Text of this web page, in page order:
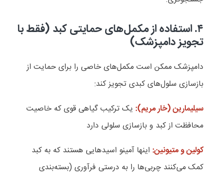
۴. استفاده از مکمل‌های حمایتی کبد (فقط با
تجویز دامپزشک)
دامپزشک ممکن است مکمل‌های خاصی را برای حمایت از
بازسازی سلول‌های کبدی تجویز کند:
سیلیمارین (خار مریم): یک ترکیب گیاهی قوی که خاصیت
محافظت از کبد و بازسازی سلولی دارد
کولین و متیونین: اینها آمینو اسیدهایی هستند که به کبد
کمک می‌کنند چربی‌ها را به درستی فرآوری (بسته‌بندی